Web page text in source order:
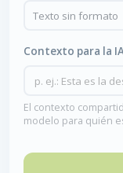
Contexto para la
El contexto
modelo para quién